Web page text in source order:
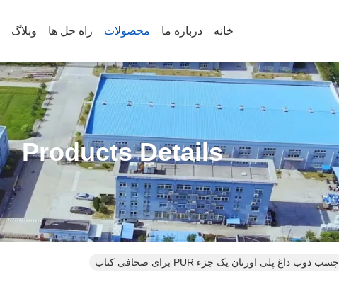
خانه درباره ما محصولات راه حل ها وبلاگ
Products Details
چسب ذوب داغ پلی اورتان یک جزء PUR برای صحافی کتاب